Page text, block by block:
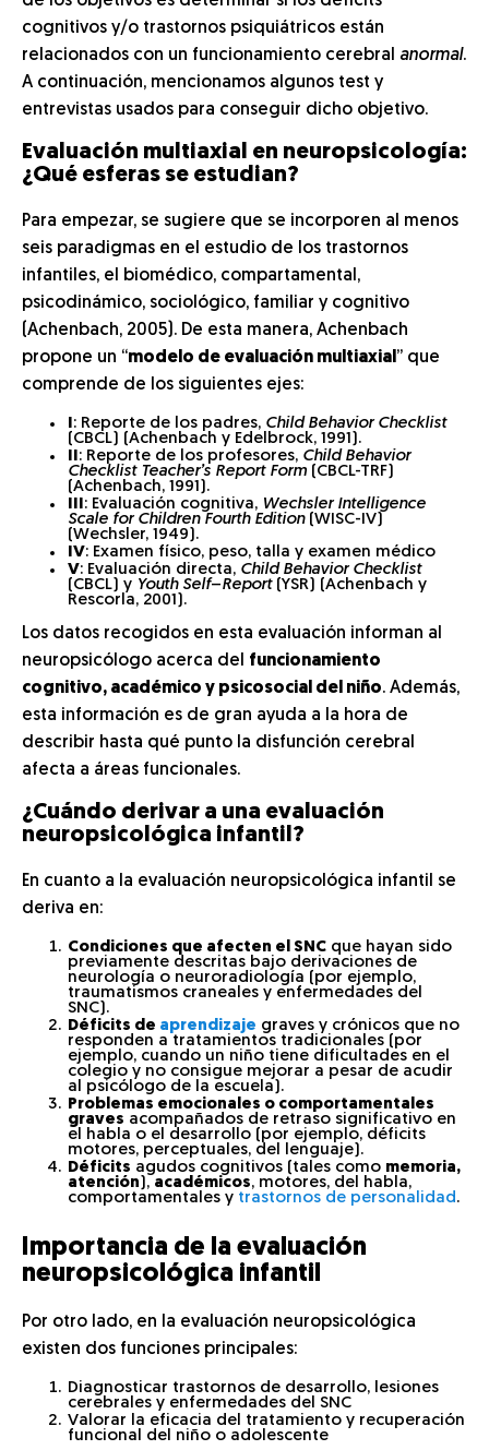
cognitivos y/o trastornos psiquiátricos están
relacionados con un funcionamiento cerebral anormal.
A continuación, mencionamos algunos test y
entrevistas usados para conseguir dicho objetivo.
Evaluación multiaxial en neuropsicología:
¿Qué esferas se estudian?
Para empezar, se sugiere que se incorporen al menos
seis paradigmas en el estudio de los trastornos
infantiles, el biomédico, compartamental,
psicodinámico, sociológico, familiar y cognitivo
(Achenbach, 2005). De esta manera, Achenbach
propone un “modelo de evaluación multiaxial ” que
comprende de los siguientes ejes:
I: Reporte de los padres, Child Behavior Checklist
(CBCL) (Achenbach y Edelbrock, 1991).
II: Reporte de los profesores, Child Behavior
Checklist Teacher’s Report Form (CBCL-TRF)
(Achenbach, 1991).
III: Evaluación cognitiva, Wechsler Intelligence
Scale for Children Fourth Edition(WISC-IV)
(Wechsler, 1949).
IV: Examen físico, peso, talla y examen médico
V: Evaluación directa, Child Behavior Checklist
(CBCL) y Youth Self–Report(YSR) (Achenbach y
Rescorla, 2001).
Los datos recogidos en esta evaluación informan al
neuropsicólogo acerca del funcionamiento
cognitivo, académico y psicosocial del niño. Además,
esta información es de gran ayuda a la hora de
describir hasta qué punto la disfunción cerebral
afecta a áreas funcionales.
¿Cuándo derivar a una evaluación
neuropsicológica infantil?
En cuanto a la evaluación neuropsicológica infantil se
deriva en:
Condiciones que afecten el SNC que hayan sido
previamente descritas bajo derivaciones de
neurología o neuroradiología (por ejemplo,
traumatismos craneales y enfermedades del
SNC).
Déficits de aprendizaje graves y crónicos que no
responden a tratamientos tradicionales (por
ejemplo, cuando un niño tiene dificultades en el
colegio y no consigue mejorar a pesar de acudir
al psicólogo de la escuela).
Problemas emocionales o comportamentales
graves acompañados de retraso significativo en
el habla o el desarrollo (por ejemplo, déficits
motores, perceptuales, del lenguaje).
Déficits agudos cognitivos (tales como memoria,
atención ), académicos, motores, del habla,
comportamentales y trastornos de personalidad.
Importancia de la evaluación
neuropsicológica infantil
Por otro lado, en la evaluación neuropsicológica
existen dos funciones principales:
Diagnosticar trastornos de desarrollo, lesiones
cerebrales y enfermedades del SNC
Valorar la eficacia del tratamiento y recuperación
funcional del niño o adolescente